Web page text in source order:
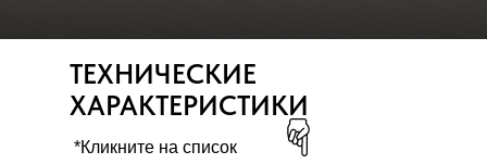
ТЕХНИЧЕСКИЕ
ХАРАКТЕРИСТИКИ
*Кликните на список